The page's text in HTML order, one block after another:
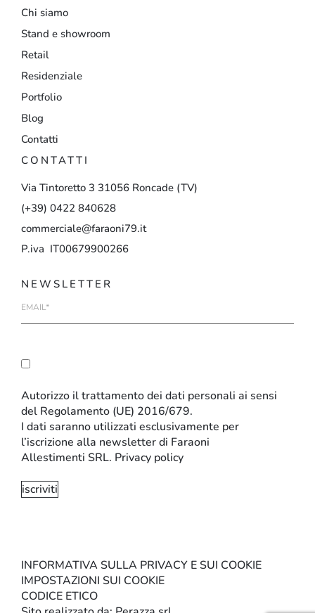
Chi siamo
Stand e showroom
Retail
Residenziale
Portfolio
Blog
Contatti
CONTATTI
Via Tintoretto 3 31056 Roncade (TV)
(+39) 0422 840628
commerciale@faraoni79.it
P.iva IT00679900266
NEWSLETTER
mail
Autorizzo il trattamento dei dati personali ai sensi
del Regolamento (UE) 2016/679.
I dati saranno utilizzati esclusivamente per
l’iscrizione alla newsletter di Faraoni
Allestimenti SRL. Privacy policy
INFORMATIVA SULLA PRIVACY E SUI COOKIE
IMPOSTAZIONI SUI COOKIE
CODICE ETICO